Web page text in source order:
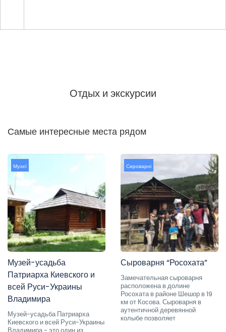
Отдых и экскурсии
Самые интересные места рядом
Музеї
Музей-усадьба
Патриарха Киевского и
всей Руси-Украины
Владимира
Музей-усадьба Патриарха
Киевского и всей Руси-Украины
Сироварні
Сыроварня “Росохата”
Замечательная сыроварня
расположена в долине
Росохата в районе Шешор в 19
км от Косова. Сыроварня в
аутентичной деревянной
колыбе позволяет